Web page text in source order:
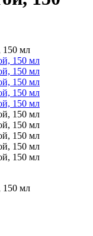
150 мл
150 мл